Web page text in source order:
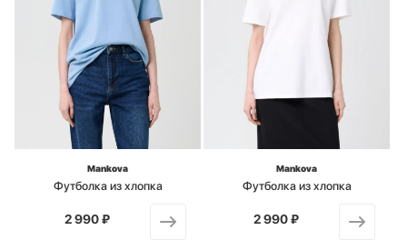
Mankova
Футболка из хлопка
от
2 990 ₽
Mankova
Футболка из хлопка
от
2 990 ₽